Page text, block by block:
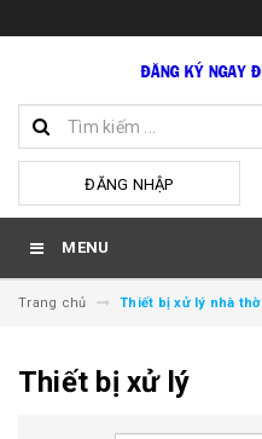
ĐĂNG NHẬP
MENU
Trang chủ Thiết bị xử lý nhà thờ
Thiết bị xử lý